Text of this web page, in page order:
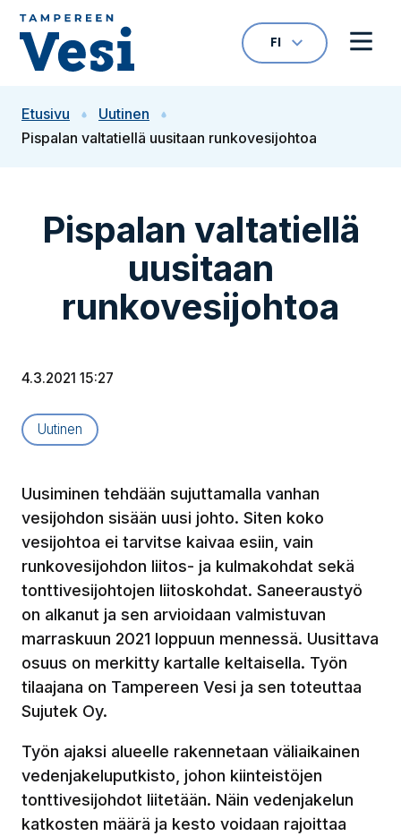
Siirry sisältöön
VALITTU KIELI:
FI
Avaa
Etusivu
Uutinen
Pispalan valtatiellä uusitaan runkovesijohtoa
Pispalan valtatiellä
uusitaan
runkovesijohtoa
4.3.2021 15:27
Artikkelityyppi:
Uutinen
Uusiminen tehdään sujuttamalla vanhan
vesijohdon sisään uusi johto. Siten koko
vesijohtoa ei tarvitse kaivaa esiin, vain
runkovesijohdon liitos- ja kulmakohdat sekä
tonttivesijohtojen liitoskohdat. Saneeraustyö
on alkanut ja sen arvioidaan valmistuvan
marraskuun 2021 loppuun mennessä. Uusittava
osuus on merkitty kartalle keltaisella. Työn
tilaajana on Tampereen Vesi ja sen toteuttaa
Sujutek Oy.
Työn ajaksi alueelle rakennetaan väliaikainen
vedenjakeluputkisto, johon kiinteistöjen
tonttivesijohdot liitetään. Näin vedenjakelun
katkosten määrä ja kesto voidaan rajoittaa